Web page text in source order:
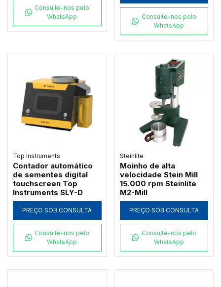
Consulte-nos pelo
WhatsApp
Consulte-nos pelo
WhatsApp
Top Instruments
Contador automático
de sementes digital
touchscreen Top
Instruments SLY-D
PREÇO SOB CONSULTA
Consulte-nos pelo
WhatsApp
Steinlite
Moinho de alta
velocidade Stein Mill
15.000 rpm Steinlite
M2-Mill
PREÇO SOB CONSULTA
Consulte-nos pelo
WhatsApp